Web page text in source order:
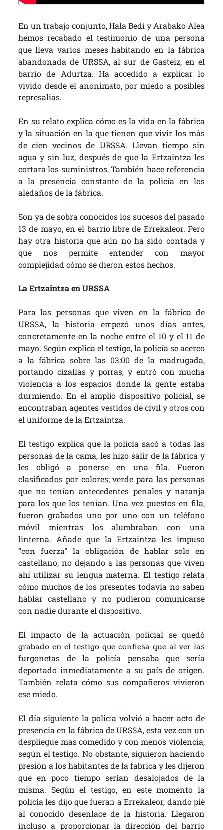
En un trabajo conjunto, Hala Bedi y Arabako Alea
hemos recabado el testimonio de una persona
que lleva varios meses habitando en la fábrica
abandonada de URSSA, al sur de Gasteiz, en el
barrio de Adurtza. Ha accedido a explicar lo
vivido desde el anonimato, por miedo a posibles
represalias.
En su relato explica cómo es la vida en la fábrica
y la situación en la que tienen que vivir los más
de cien vecinos de URSSA. Llevan tiempo sin
agua y sin luz, después de que la Ertzaintza les
cortara los suministros. También hace referencia
a la presencia constante de la policía en los
aledaños de la fábrica.
Son ya de sobra conocidos los sucesos del pasado
13 de mayo, en el barrio libre de Errekaleor. Pero
hay otra historia que aún no ha sido contada y
que nos permite entender con mayor
complejidad cómo se dieron estos hechos.
La Ertzaintza en URSSA
Para las personas que viven en la fábrica de
URSSA, la historia empezó unos días antes,
concretamente en la noche entre el 10 y el 11 de
mayo. Según explica el testigo, la policía se acerco
a la fábrica sobre las 03:00 de la madrugada,
portando cizallas y porras, y entró con mucha
violencia a los espacios donde la gente estaba
durmiendo. En el amplio dispositivo policial, se
encontraban agentes vestidos de civil y otros con
el uniforme de la Ertzaintza.
El testigo explica que la policía sacó a todas las
personas de la cama, les hizo salir de la fábrica y
les obligó a ponerse en una fila. Fueron
clasificados por colores; verde para las personas
que no tenían antecedentes penales y naranja
para los que los tenían. Una vez puestos en fila,
fueron grabados uno por uno con un teléfono
móvil mientras los alumbraban con una
linterna. Añade que la Ertzaintza les impuso
“con fuerza” la obligación de hablar solo en
castellano, no dejando a las personas que viven
ahí utilizar su lengua materna. El testigo relata
cómo muchos de los presentes todavía no saben
hablar castellano y no pudieron comunicarse
con nadie durante el dispositivo.
El impacto de la actuación policial se quedó
grabado en el testigo que confiesa que al ver las
furgonetas de la policía pensaba que sería
deportado inmediatamente a su país de origen.
También relata cómo sus compañeros vivieron
ese miedo.
El día siguiente la policía volvió a hacer acto de
presencia en la fábrica de URSSA, esta vez con un
despliegue mas comedido y con menos violencia,
según el testigo. No obstante, siguieron haciendo
presión a los habitantes de la fabrica y les dijeron
que en poco tiempo serían desalojados de la
misma. Según el testigo, en este momento la
policía les dijo que fueran a Errekaleor, dando pié
al conocido desenlace de la historia. Llegaron
incluso a proporcionar la dirección del barrio